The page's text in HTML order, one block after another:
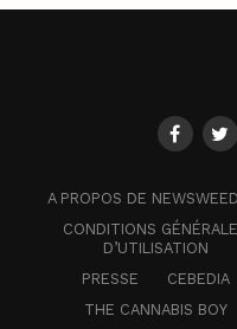
A PROPOS DE NEWSWEED
CONDITIONS
D’UTILISATION
PRESSE
CEBEDIA
THE CANNABIS BOY